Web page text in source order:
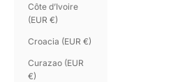
Côte d’Ivoire
(EUR €)
Croacia (EUR €)
Curazao (EUR
€)